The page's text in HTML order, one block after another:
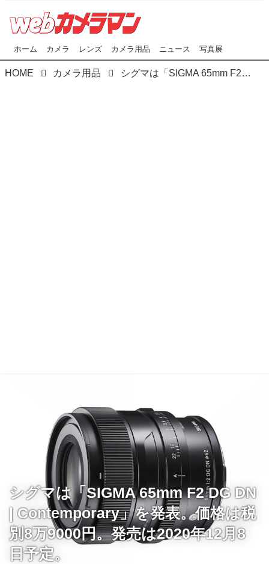
ホーム カメラ レンズ カメラ用品 ニュース 写真展
HOME カメラ用品 シグマは「SIGMA 65mm F2 DG DN | Contemporary」を発表。価格は税別8万9000円。発売は2020年12月8日予定。
シグマは「SIGMA 65mm F2 DG DN
| Contemporary」を発表。価格は税
別8万9000円。発売は2020年12月8
日予定。